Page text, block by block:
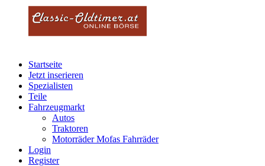
Startseite
Jetzt inserieren
Spezialisten
Teile
Fahrzeugmarkt
Autos
Traktoren
Motorräder Mofas Fahrräder
Login
Register